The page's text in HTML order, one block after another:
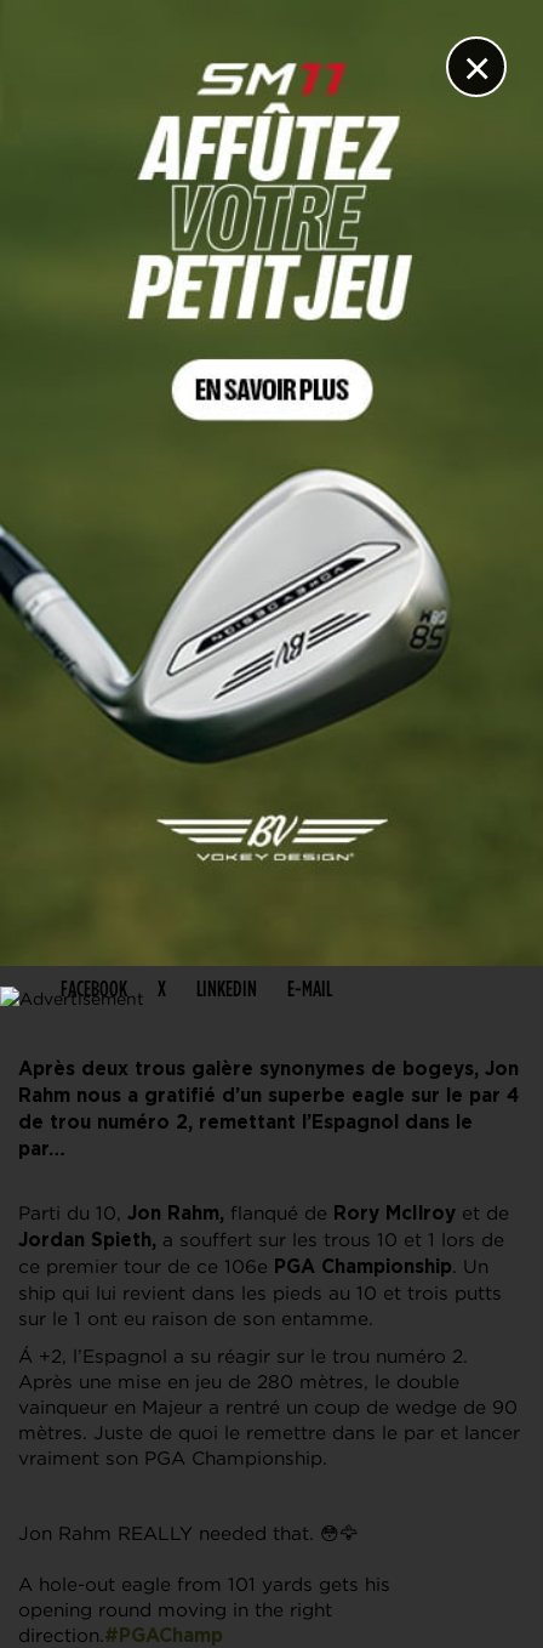
×
PGA CHAMPIONSHIP, TOUR 1
FACEBOOK X LINKEDIN E-MAIL
Après deux trous galère synonymes de bogeys, Jon
Rahm nous a gratifié d’un superbe eagle sur le par 4
de trou numéro 2, remettant l’Espagnol dans le
par…
Parti du 10, Jon Rahm, flanqué de Rory McIlroy et de
Jordan Spieth, a souffert sur les trous 10 et 1 lors de
ce premier tour de ce 106e PGA Championship. Un
ship qui lui revient dans les pieds au 10 et trois putts
sur le 1 ont eu raison de son entamme.
Á +2, l’Espagnol a su réagir sur le trou numéro 2.
Après une mise en jeu de 280 mètres, le double
vainqueur en Majeur a rentré un coup de wedge de 90
mètres. Juste de quoi le remettre dans le par et lancer
vraiment son PGA Championship.
Jon Rahm REALLY needed that. 😳🦅
A hole-out eagle from 101 yards gets his
opening round moving in the right
direction.#PGAChamp